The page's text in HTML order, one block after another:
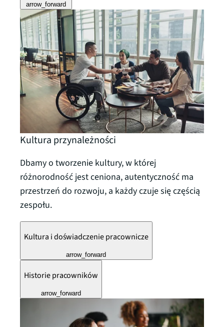
arrow_forward
Kultura przynależności
Dbamy o tworzenie kultury, w której
różnorodność jest ceniona, autentyczność ma
przestrzeń do rozwoju, a każdy czuje się częścią
zespołu.
Kultura i doświadczenie pracownicze
arrow_forward
Historie pracowników
arrow_forward